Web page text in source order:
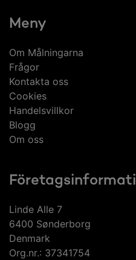
Meny
Om Målningarna
Frågor
Kontakta oss
Cookies
Handelsvillkor
Blogg
Om oss
Linde Alle 7
6400 Sønderborg
Denmark
Org.nr.: 37341754